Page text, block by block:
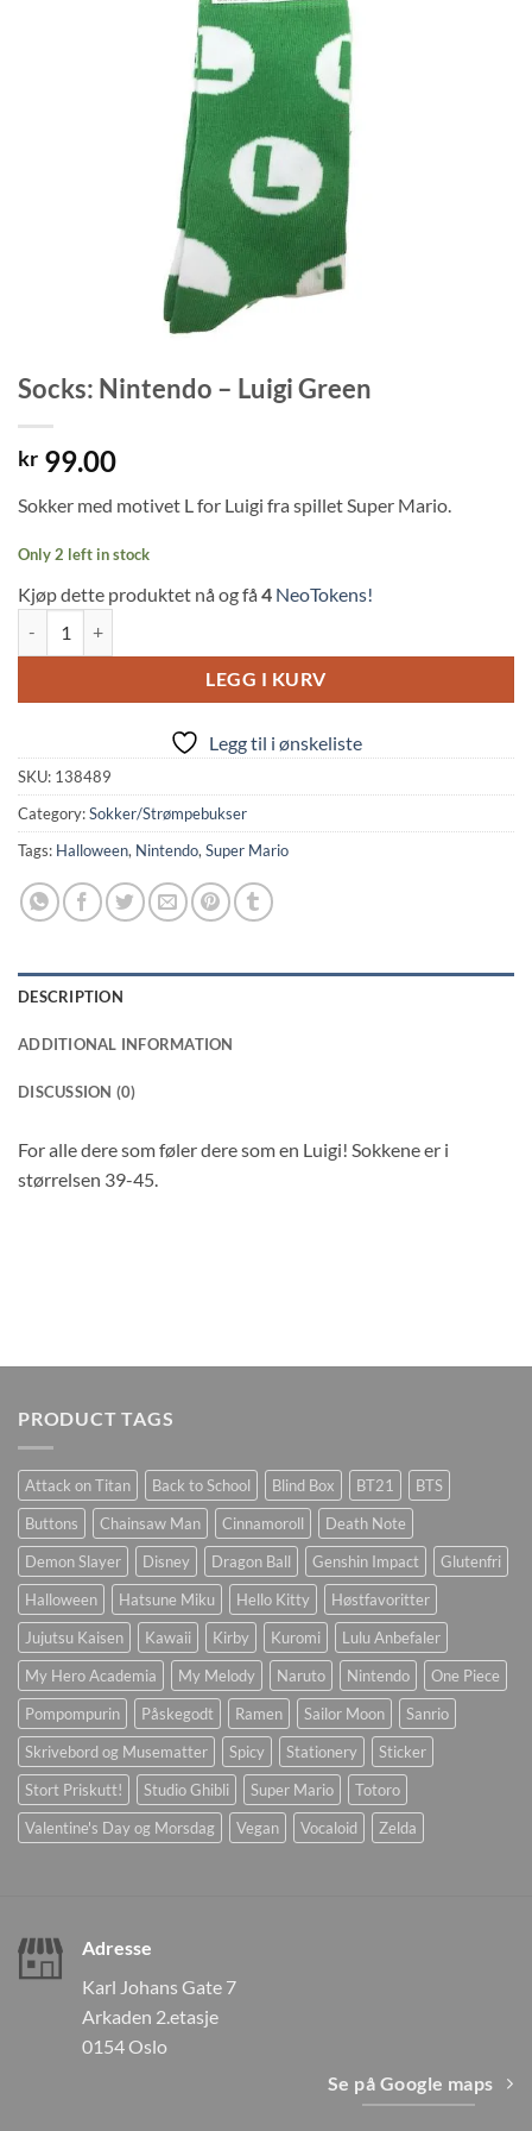
Socks: Nintendo – Luigi Green
kr 99.00
Sokker med motivet L for Luigi fra spillet Super Mario.
Only 2 left in stock
Kjøp dette produktet nå og få 4 NeoTokens!
LEGG I KURV
Legg til i ønskeliste
SKU: 138489
Category:Sokker/Strømpebukser
Tags: Halloween, Nintendo, Super Mario
DESCRIPTION
ADDITIONAL INFORMATION
DISCUSSION (0)
For alle dere som føler dere som en Luigi! Sokkene er i
størrelsen 39-45.
PRODUCT TAGS
Attack on Titan Back to School Blind Box BT21
BTS
Buttons
Chainsaw Man Cinnamoroll
Death Note
Demon Slayer
Disney Dragon Ball Genshin Impact
Glutenfri
Halloween
Hatsune Miku Hello Kitty
Høstfavoritter
Jujutsu Kaisen
Kawaii Kirby Kuromi
Lulu Anbefaler
My Hero Academia
My Melody Naruto Nintendo
One Piece
Pompompurin
Påskegodt Ramen Sailor Moon
Sanrio
Skrivebord og Musematter
Spicy Stationery
Sticker
Stort Priskutt!
Studio Ghibli Super Mario
Totoro
Valentine's Day og Morsdag
Vegan Vocaloid Zelda
Adresse
Karl Johans Gate 7
Arkaden 2.etasje
0154 Oslo
Se på Google maps